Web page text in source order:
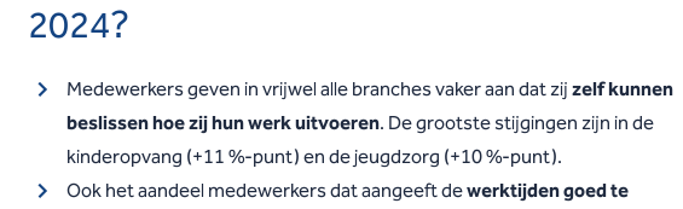
2024?
Medewerkers geven in vrijwel alle branches vaker aan dat zij zelf kunnen
beslissen hoe zij hun werk uitvoeren. De grootste stijgingen zijn in de
kinderopvang (+11 %-punt) en de jeugdzorg (+10 %-punt).
Ook het aandeel medewerkers dat aangeeft dewerktijden goed te